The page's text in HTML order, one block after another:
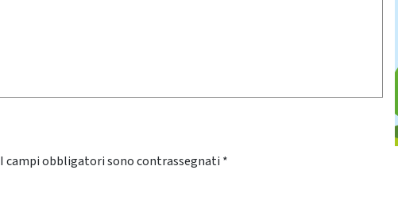
I campi obbligatori sono contrassegnati *